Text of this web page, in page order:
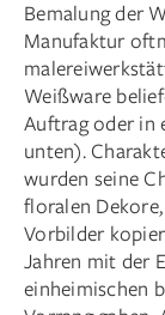
Bemalung der
Manufaktur
Weißware
Auftrag oder in
unten).
wurden seine
floralen
Vorbilder
Jahren mit der
einheimischen